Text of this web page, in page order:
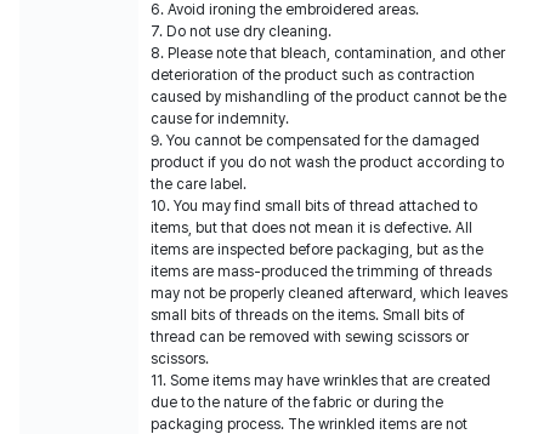
6. Avoid ironing the embroidered areas.
7. Do not use dry cleaning.
8. Please note that bleach, contamination, and other
deterioration of the product such as contraction
caused by mishandling of the product cannot be the
cause for indemnity.
9. You cannot be compensated for the damaged
product if you do not wash the product according to
the care label.
10. You may find small bits of thread attached to
items, but that does not mean it is defective. All
items are inspected before packaging, but as the
items are mass-produced the trimming of threads
may not be properly cleaned afterward, which leaves
small bits of threads on the items. Small bits of
thread can be removed with sewing scissors or
scissors.
11. Some items may have wrinkles that are created
due to the nature of the fabric or during the
packaging process. The wrinkled items are not